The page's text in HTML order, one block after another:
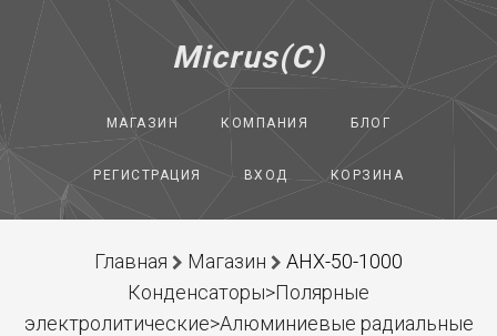
Micrus(C)
МАГАЗИН КОМПАНИЯ БЛОГ
РЕГИСТРАЦИЯ ВХОД КОРЗИНА
Главная Магазин
AHX-50-1000
Конденсаторы>Полярные
электролитические>Алюминиевые радиальные